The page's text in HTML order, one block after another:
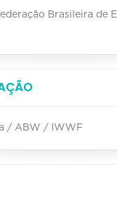
Brasileira de
/ ABW / IWWF